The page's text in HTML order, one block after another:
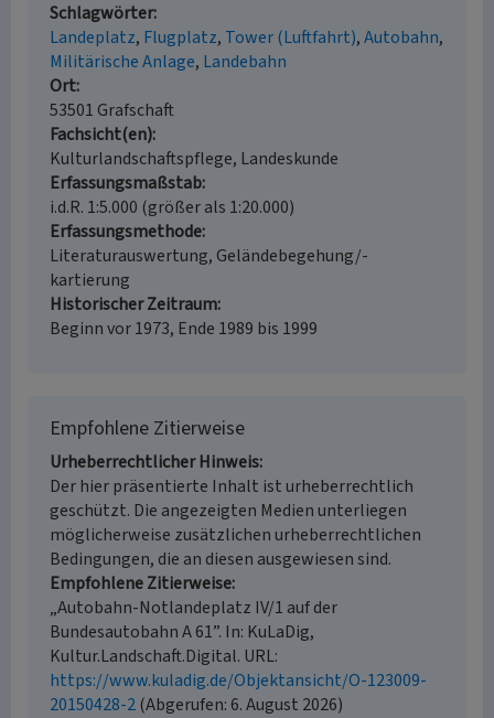
Schlagwörter
Landeplatz Flugplatz Tower (Luftfahrt) Autobahn
Militärische Anlage Landebahn
Ort
53501 Grafschaft
Fachsicht(en)
Kulturlandschaftspflege, Landeskunde
Erfassungsmaßstab
i.d.R. 1:5.000 (größer als 1:20.000)
Erfassungsmethode
Literaturauswertung, Geländebegehung/-
kartierung
Historischer Zeitraum
Beginn vor 1973, Ende 1989 bis 1999
Empfohlene Zitierweise
Urheberrechtlicher Hinweis
Der hier präsentierte Inhalt ist urheberrechtlich
geschützt. Die angezeigten Medien unterliegen
möglicherweise zusätzlichen urheberrechtlichen
Bedingungen, die an diesen ausgewiesen sind.
Empfohlene Zitierweise
„Autobahn-Notlandeplatz IV/1 auf der
Bundesautobahn A 61”. In: KuLaDig,
Kultur.Landschaft.Digital. URL:
https://www.kuladig.de/Objektansicht/O-123009-
20150428-2(Abgerufen: 6. August 2026)